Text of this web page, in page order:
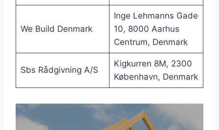
We Build Denmark
Inge Lehmanns Gade
10, 8000 Aarhus
Centrum, Denmark
Sbs Rådgivning A/S
Kigkurren 8M, 2300
København, Denmark